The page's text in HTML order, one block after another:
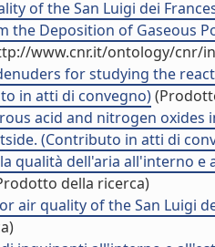
of the San Luigi dei
the Deposition of Gaseous
www.cnr.it/ontology/cnr/
for studying the
in atti di convegno)
acid and nitrogen oxides
(Contributo in atti di
qualità dell'aria all'interno e
della ricerca)
air quality of the San Luigi